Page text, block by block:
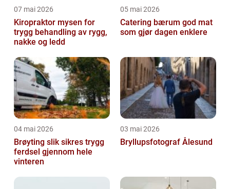
07 mai 2026
Kiropraktor mysen for
trygg behandling av rygg,
nakke og ledd
05 mai 2026
Catering bærum god mat
som gjør dagen enklere
04 mai 2026
Brøyting slik sikres trygg
ferdsel gjennom hele
vinteren
03 mai 2026
Bryllupsfotograf Ålesund